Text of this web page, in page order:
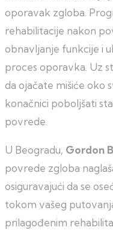
oporavak zgloba.
rehabilitacije nakon
obnavljanje funkcije i
proces oporavka. Uz
da ojačate mišiće oko
konačnici poboljšati
povrede.
U Beogradu, Gordon
povrede zgloba
osiguravajući da se
tokom vašeg
prilagođenim